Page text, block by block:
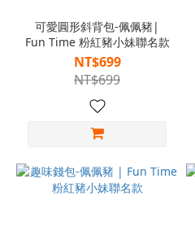
可愛圓形斜背包-佩佩豬|
Fun Time 粉紅豬小妹聯名款
NT$699
NT$699